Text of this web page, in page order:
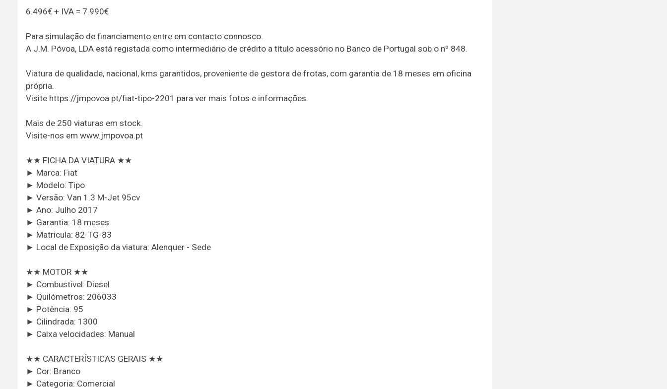
6.496€ + IVA = 7.990€
Para simulação de financiamento entre em contacto connosco.
A J.M. Póvoa, LDA está registada como intermediário de crédito a título acessório no Banco de Portugal sob o nº 848.
Viatura de qualidade, nacional, kms garantidos, proveniente de gestora de frotas, com garantia de 18 meses em oficina
própria.
Visite https://jmpovoa.pt/fiat-tipo-2201 para ver mais fotos e informações.
Mais de 250 viaturas em stock.
Visite-nos em www.jmpovoa.pt
★★ FICHA DA VIATURA ★★
► Marca: Fiat
► Modelo: Tipo
► Versão: Van 1.3 M-Jet 95cv
► Ano: Julho 2017
► Garantia: 18 meses
► Matricula: 82-TG-83
► Local de Exposição da viatura: Alenquer - Sede
★★ MOTOR ★★
► Combustivel: Diesel
► Quilómetros: 206033
► Potência: 95
► Cilindrada: 1300
► Caixa velocidades: Manual
★★ CARACTERÍSTICAS GERAIS ★★
► Cor: Branco
► Categoria: Comercial